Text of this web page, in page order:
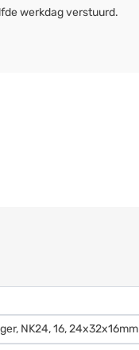
werkdag verstuurd.
NK24, 16,